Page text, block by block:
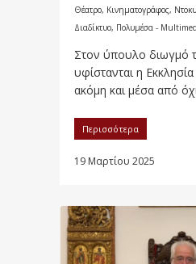
Θέατρο, Κινηματογράφος,
Διαδίκτυο, Πολυμέσα -
Στον ύπουλο διωγμό
υφίστανται η
ακόμη και μέσα από
Περισσότερα
19 Μαρτίου 2025